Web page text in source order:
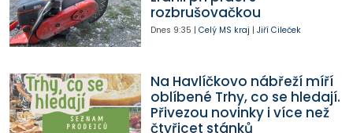
rozbrušovačkou
Dnes 9:35 | Celý MS kraj | Jiří Cileček
Na Havlíčkovo nábřeží míří
oblíbené Trhy, co se hledají.
Přivezou novinky i více než
čtyřicet stánků